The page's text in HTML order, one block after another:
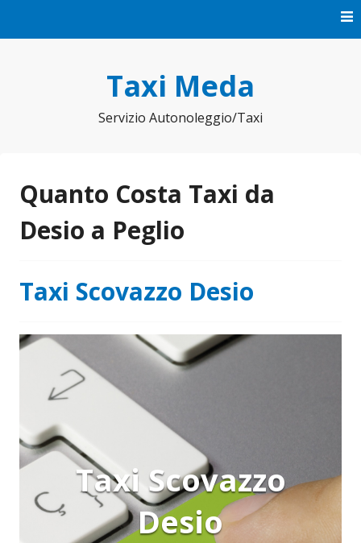
Taxi Meda
Servizio Autonoleggio/Taxi
Quanto Costa Taxi da
Desio a Peglio
Taxi Scovazzo Desio
Taxi Scovazzo
Desio